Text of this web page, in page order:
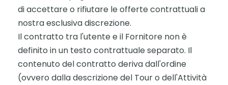
di accettare o rifiutare le offerte contrattuali a
nostra esclusiva discrezione.
Il contratto tra l'utente e il Fornitore non è
definito in un testo contrattuale separato. Il
contenuto del contratto deriva dall'ordine
(ovvero dalla descrizione del Tour o dell'Attività